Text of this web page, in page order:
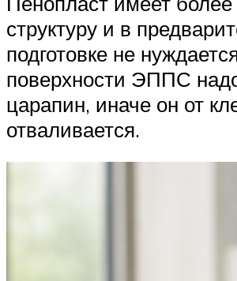
структуру и в
подготовке не
поверхности ЭППС
царапин, иначе он от
отваливается.